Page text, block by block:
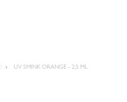
UV SMINK ORANGE - 2,5 ML